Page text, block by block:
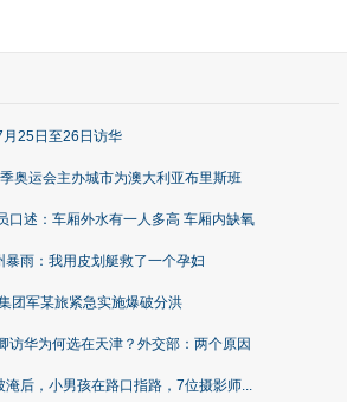
25日至26日访华
奥运会主办城市为澳大利亚布里斯班
口述：车厢外水有一人多高 车厢内缺氧
暴雨：我用皮划艇救了一个孕妇
团军某旅紧急实施爆破分洪
访华为何选在天津？外交部：两个原因
淹后，小男孩在路口指路，7位摄影师...